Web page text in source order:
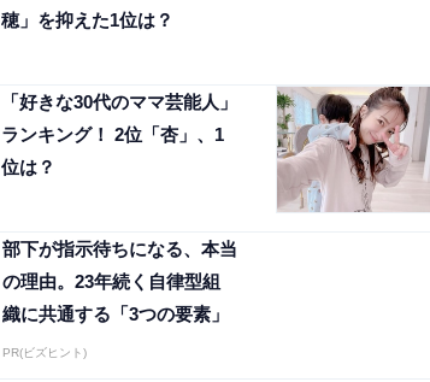
穂」を抑えた1位は？
「好きな30代のママ芸能人」
ランキング！ 2位「杏」、1
位は？
部下が指示待ちになる、本当
の理由。23年続く自律型組
織に共通する「3つの要素」
PR(ビズヒント)